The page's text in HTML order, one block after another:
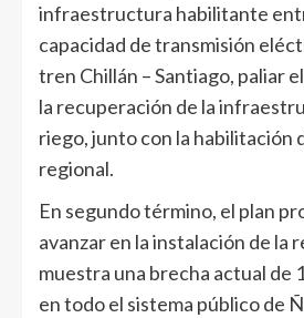
infraestructura habilitante
capacidad de transmisión
tren Chillán – Santiago, paliar
la recuperación de la
riego, junto con la habilitación
regional.
En segundo término, el plan
avanzar en la instalación de la
muestra una brecha actual de
en todo el sistema público de